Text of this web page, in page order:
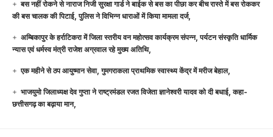
बस नहीं रोकने से नाराज निजी सुरक्षा गार्ड ने बाईक से बस का पीछा कर बीच रास्ते में बस रोककर
की बस चालक की पिटाई, पुलिस ने विभिन्न धाराओं में किया मामला दर्ज,
अम्बिकापुर के हर्राटिकरा में जिला स्तरीय वन महोत्सव कार्यक्रम संपन्न, पर्यटन संस्कृति धार्मिक
न्यास एवं धर्मस्व मंत्री राजेश अग्रवाल रहे मुख्य अतिथि,
एक महीने से ठप आयुष्मान सेवा, गुमगराकला प्राथमिक स्वास्थ्य केंद्र में मरीज बेहाल,
भाजयुमो जिलाध्यक्ष देव गुप्ता ने राष्ट्रमंडल रजत विजेता ज्ञानेश्वरी यादव को दी बधाई, कहा-
छत्तीसगढ़ का बढ़ाया मान,